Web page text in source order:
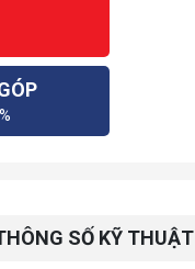
SỐ KỸ THUẬT